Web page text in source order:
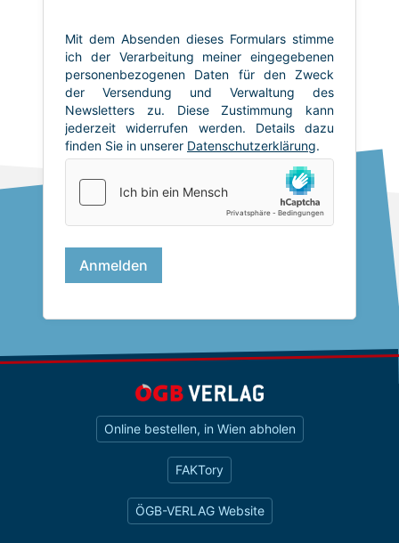
Online bestellen, in Wien abholen
FAKTory
ÖGB-VERLAG Website